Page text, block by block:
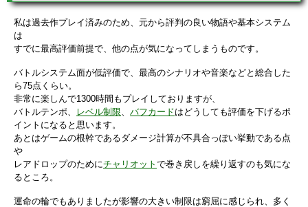
私は過去作プレイ済みのため、元から評判の良い物語や基本システム
は
すでに最高評価前提で、他の点が気になってしまうものです。
バトルシステム面が低評価で、最高のシナリオや音楽などと総合した
ら75点くらい。
非常に楽しんで1300時間もプレイしておりますが、
バトルテンポ、
レベル制限 バフカードはどうしても評価を下げるポ
イントになると思います。
あとはゲームの根幹であるダメージ計算が不具合っぽい挙動である点
や
レアドロップのためにチャリオット で巻き戻しを繰り返すのも気にな
るところ。
運命の輪でもありましたが影響の大きい制限は窮屈に感じられ、多く